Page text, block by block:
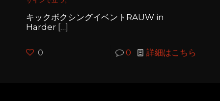
キックボクシングイベントRAUW in
Harder […]
0 0 詳細はこちら